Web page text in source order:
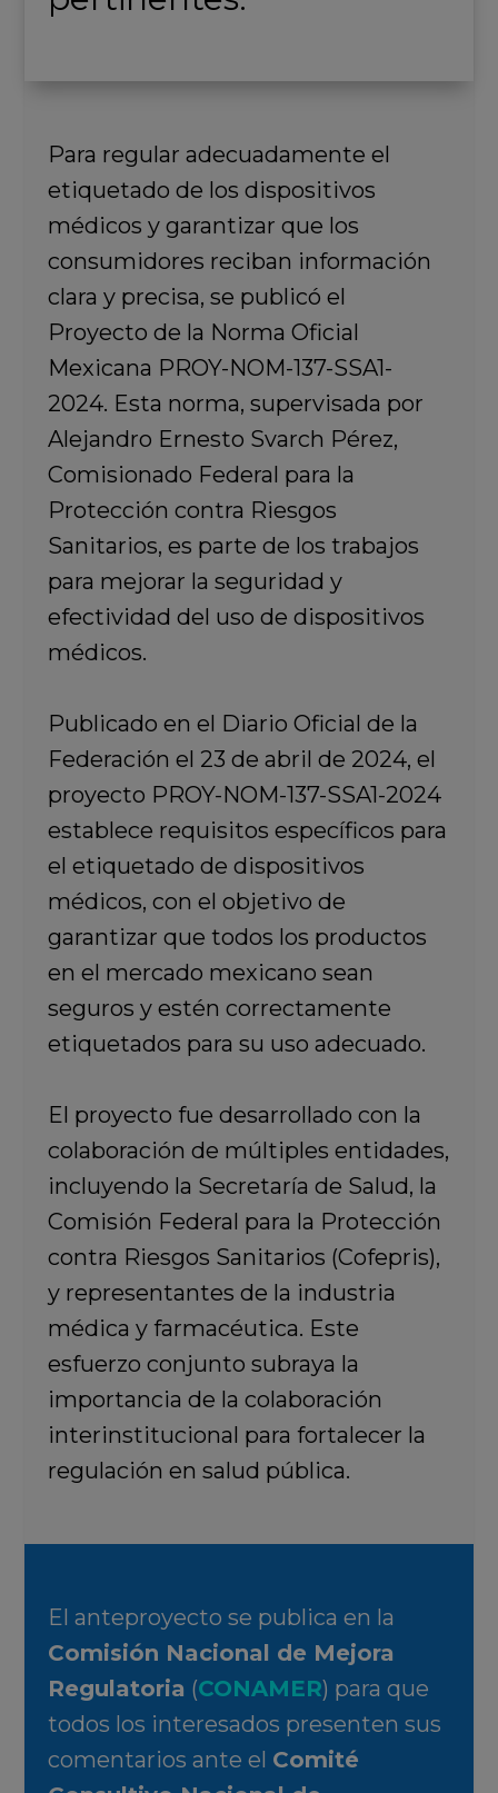
Para regular adecuadamente el
etiquetado de los dispositivos
médicos y garantizar que los
consumidores reciban información
clara y precisa, se publicó el
Proyecto de la Norma Oficial
Mexicana PROY-NOM-137-SSA1-
2024. Esta norma, supervisada por
Alejandro Ernesto Svarch Pérez,
Comisionado Federal para la
Protección contra Riesgos
Sanitarios, es parte de los trabajos
para mejorar la seguridad y
efectividad del uso de dispositivos
médicos.
Publicado en el Diario Oficial de la
Federación el 23 de abril de 2024, el
proyecto PROY-NOM-137-SSA1-2024
establece requisitos específicos para
el etiquetado de dispositivos
médicos, con el objetivo de
garantizar que todos los productos
en el mercado mexicano sean
seguros y estén correctamente
etiquetados para su uso adecuado.
El proyecto fue desarrollado con la
colaboración de múltiples entidades,
incluyendo la Secretaría de Salud, la
Comisión Federal para la Protección
contra Riesgos Sanitarios (Cofepris),
y representantes de la industria
médica y farmacéutica. Este
esfuerzo conjunto subraya la
importancia de la colaboración
interinstitucional para fortalecer la
regulación en salud pública.
El anteproyecto se publica en la
Comisión Nacional de Mejora
Regulatoria (CONAMER) para que
todos los interesados presenten sus
comentarios ante el Comité